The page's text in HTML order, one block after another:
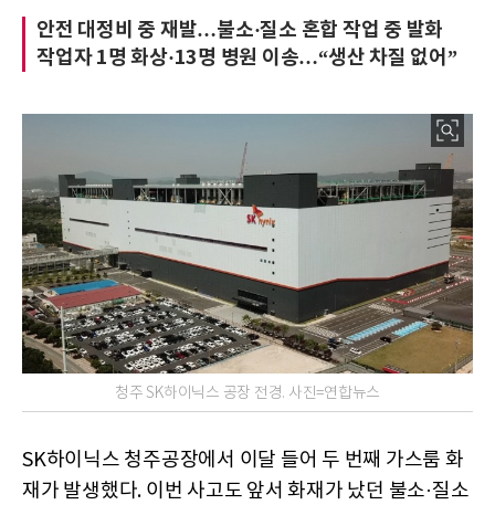
안전 대정비 중 재발…불소·질소 혼합 작업 중 발화
작업자 1명 화상·13명 병원 이송…“생산 차질 없어”
청주 SK하이닉스 공장 전경. 사진=연합뉴스
SK하이닉스 청주공장에서 이달 들어 두 번째 가스룸 화
재가 발생했다. 이번 사고도 앞서 화재가 났던 불소·질소